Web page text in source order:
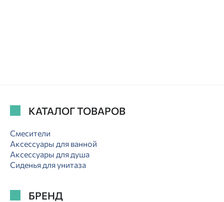
КАТАЛОГ ТОВАРОВ
Смесители
Аксессуары для ванной
Аксессуары для душа
Сиденья для унитаза
БРЕНД